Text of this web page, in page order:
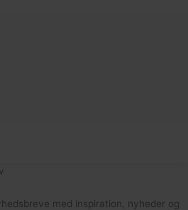
med inspiration, nyheder og